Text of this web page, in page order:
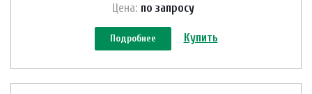
Цена: по запросу
Подробнее Купить